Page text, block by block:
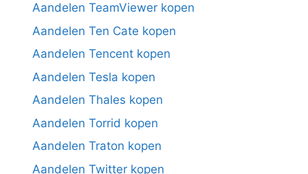
Aandelen TeamViewer kopen
Aandelen Ten Cate kopen
Aandelen Tencent kopen
Aandelen Tesla kopen
Aandelen Thales kopen
Aandelen Torrid kopen
Aandelen Traton kopen
Aandelen Twitter kopen